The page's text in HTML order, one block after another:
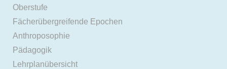
Oberstufe
Fächerübergreifende Epochen
Anthroposophie
Pädagogik
Lehrplanübersicht